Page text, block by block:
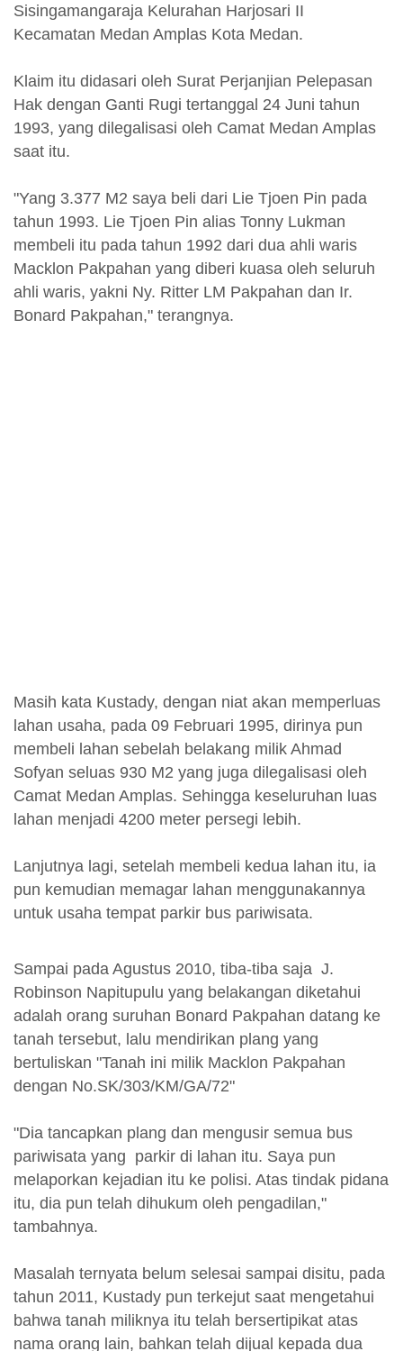
Sisingamangaraja Kelurahan Harjosari II
Kecamatan Medan Amplas Kota Medan.
Klaim itu didasari oleh Surat Perjanjian Pelepasan
Hak dengan Ganti Rugi tertanggal 24 Juni tahun
1993, yang dilegalisasi oleh Camat Medan Amplas
saat itu.
"Yang 3.377 M2 saya beli dari Lie Tjoen Pin pada
tahun 1993. Lie Tjoen Pin alias Tonny Lukman
membeli itu pada tahun 1992 dari dua ahli waris
Macklon Pakpahan yang diberi kuasa oleh seluruh
ahli waris, yakni Ny. Ritter LM Pakpahan dan Ir.
Bonard Pakpahan," terangnya.
Masih kata Kustady, dengan niat akan memperluas
lahan usaha, pada 09 Februari 1995, dirinya pun
membeli lahan sebelah belakang milik Ahmad
Sofyan seluas 930 M2 yang juga dilegalisasi oleh
Camat Medan Amplas. Sehingga keseluruhan luas
lahan menjadi 4200 meter persegi lebih.
Lanjutnya lagi, setelah membeli kedua lahan itu, ia
pun kemudian memagar lahan menggunakannya
untuk usaha tempat parkir bus pariwisata.
Sampai pada Agustus 2010, tiba-tiba saja J.
Robinson Napitupulu yang belakangan diketahui
adalah orang suruhan Bonard Pakpahan datang ke
tanah tersebut, lalu mendirikan plang yang
bertuliskan "Tanah ini milik Macklon Pakpahan
dengan No.SK/303/KM/GA/72"
"Dia tancapkan plang dan mengusir semua bus
pariwisata yang parkir di lahan itu. Saya pun
melaporkan kejadian itu ke polisi. Atas tindak pidana
itu, dia pun telah dihukum oleh pengadilan,"
tambahnya.
Masalah ternyata belum selesai sampai disitu, pada
tahun 2011, Kustady pun terkejut saat mengetahui
bahwa tanah miliknya itu telah bersertipikat atas
nama orang lain, bahkan telah dijual kepada dua